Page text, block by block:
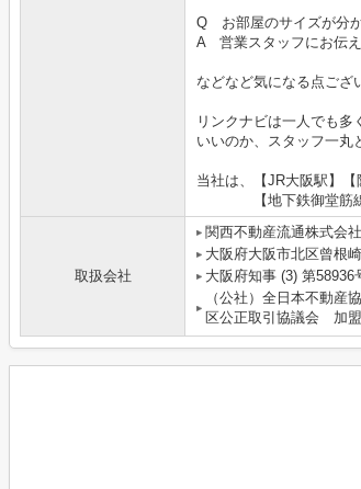
Q お部屋のサイズが分
A 営業スタッフにお伝え
などなど気になる点ござ
リンクナビは一人でも
いいのか、スタッフ一丸
当社は、【JR大阪駅】
【地下鉄御堂筋線
取扱会社
関西不動産流
大阪府大阪市北区曾根
大阪府知事 (3) 第58936
（公社）全日本不動
区公正取引協議会 加盟